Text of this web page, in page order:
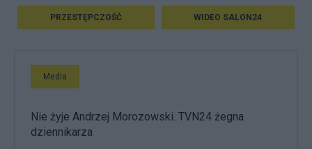
PRZESTĘPCZOŚĆ WIDEO SALON24
Media
Nie żyje Andrzej Morozowski. TVN24 żegna
dziennikarza